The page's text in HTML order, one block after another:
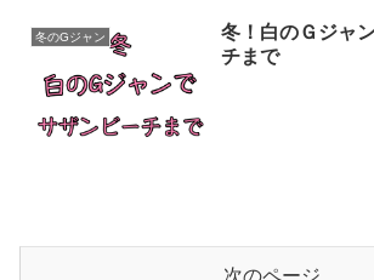
冬のGジャン
冬！白のＧジャ
チまで
次のページ